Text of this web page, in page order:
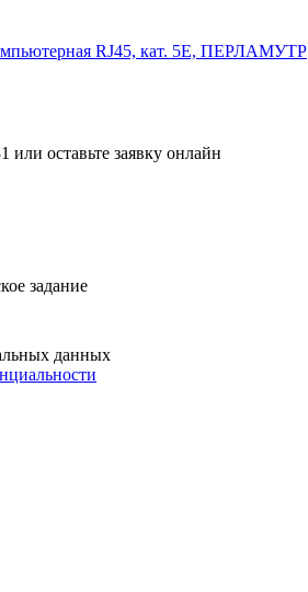
RJ45, кат. 5Е, ПЕРЛАМУТР
или оставьте заявку онлайн
задание
данных